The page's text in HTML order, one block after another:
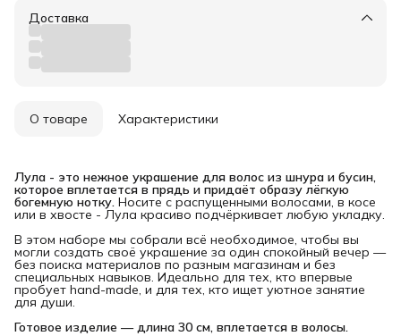
Доставка
О товаре Характеристики
Лула - это нежное украшение для волос из шнура и бусин,
которое вплетается в прядь и придаёт образу лёгкую
богемную нотку. Носите с распущенными волосами, в косе
или в хвосте - Лула красиво подчёркивает любую укладку.
В этом наборе мы собрали всё необходимое, чтобы вы
могли создать своё украшение за один спокойный вечер —
без поиска материалов по разным магазинам и без
специальных навыков. Идеально для тех, кто впервые
пробует hand-made, и для тех, кто ищет уютное занятие
для души.
Готовое изделие — длина 30 см, вплетается в волосы.